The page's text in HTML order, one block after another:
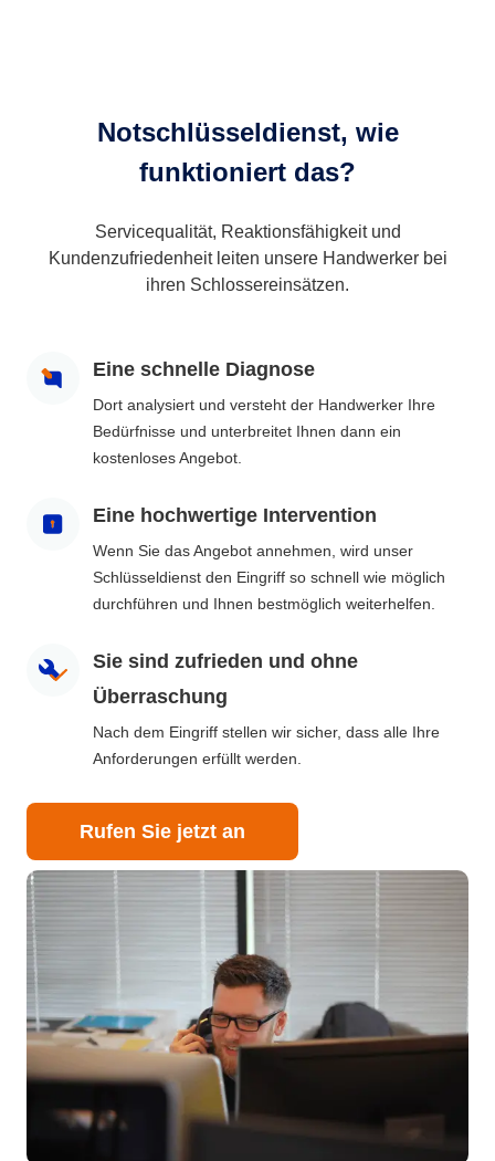
Notschlüsseldienst, wie
funktioniert das?
Servicequalität, Reaktionsfähigkeit und
Kundenzufriedenheit leiten unsere Handwerker bei
ihren Schlossereinsätzen.
Eine schnelle Diagnose
Dort analysiert und versteht der Handwerker Ihre
Bedürfnisse und unterbreitet Ihnen dann ein
kostenloses Angebot.
Eine hochwertige Intervention
Wenn Sie das Angebot annehmen, wird unser
Schlüsseldienst den Eingriff so schnell wie möglich
durchführen und Ihnen bestmöglich weiterhelfen.
Sie sind zufrieden und ohne
Überraschung
Nach dem Eingriff stellen wir sicher, dass alle Ihre
Anforderungen erfüllt werden.
Rufen Sie jetzt an